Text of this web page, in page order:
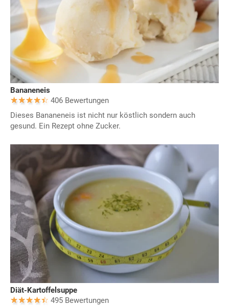
Bananeneis
406 Bewertungen
Dieses Bananeneis ist nicht nur köstlich sondern auch
gesund. Ein Rezept ohne Zucker.
Diät-Kartoffelsuppe
495 Bewertungen